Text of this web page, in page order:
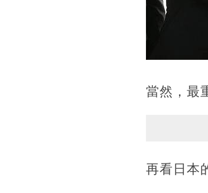
當然，最
再看日本